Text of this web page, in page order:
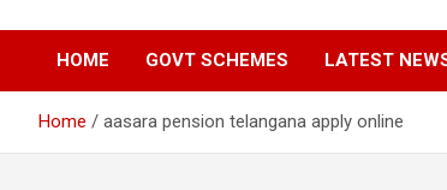
HOME GOVT SCHEMES LATEST
Home aasara pension telangana apply online